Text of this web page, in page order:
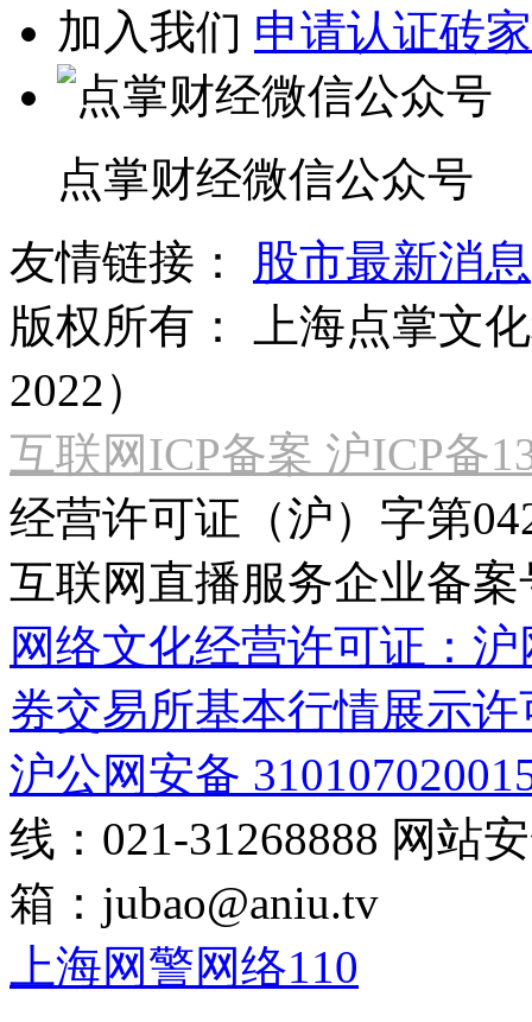
加入我们 申请认证砖家
点掌财经微信公众号
友情链接：
股市最新消息
版权所有：
上海点掌文
2022）
互联网ICP备案 沪ICP备
经营许可证（沪）字第
互联网直播服务企业备案
网络文化经营许可证：
券交易所基本行情展示许
沪公网安备
线：021-31268888 网站
箱： jubao@aniu.tv
上海网警网络110